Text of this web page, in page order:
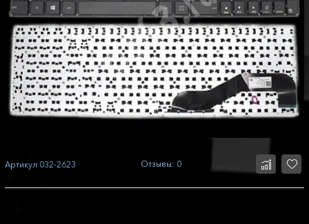
Артикул 032-2623 Отзывы: 0